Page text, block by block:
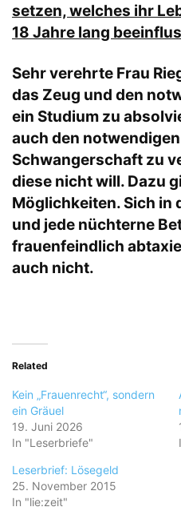
setzen, welches ihr
18 Jahre lang
Sehr verehrte Frau
das Zeug und den
ein Studium zu
auch den
Schwangerschaft zu
diese nicht will. Dazu
Möglichkeiten. Sich in
und jede nüchterne
frauenfeindlich
auch nicht.
Related
Kein „Frauenrecht“, sondern
ein Gräuel
19. Juni 2026
In "Leserbriefe"
Leserbrief: Lösegeld
25. November 2015
In "lie:zeit"